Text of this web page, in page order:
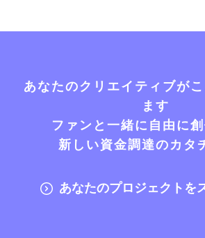
あなたのクリエイティブが
ます
ファンと一緒に自由に
新しい資金調達のカタ
あなたのプロジェクトを